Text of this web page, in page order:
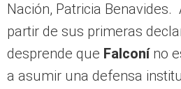
Nación, Patricia
partir de sus primeras
desprende que Falconíno
a asumir una defensa